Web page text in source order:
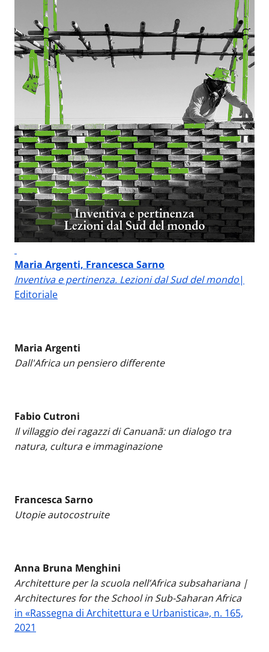
Maria Argenti, Francesca Sarno
Inventiva e pertinenza. Lezioni dal Sud del mondo|
Editoriale
Maria Argenti
Dall'Africa un pensiero differente
Fabio Cutroni
Il villaggio dei ragazzi di Canuanã: un dialogo tra
natura, cultura e immaginazione
Francesca Sarno
Utopie autocostruite
Anna Bruna Menghini
Architetture per la scuola nell’Africa subsahariana |
Architectures for the School in Sub-Saharan Africa
in «Rassegna di Architettura e Urbanistica», n. 165,
2021